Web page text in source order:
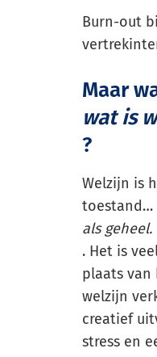
Burn-out
Maar
wat is
?
Welzijn is
toestand…
als geheel.
. Het is
plaats van
welzijn
creatief
stress en